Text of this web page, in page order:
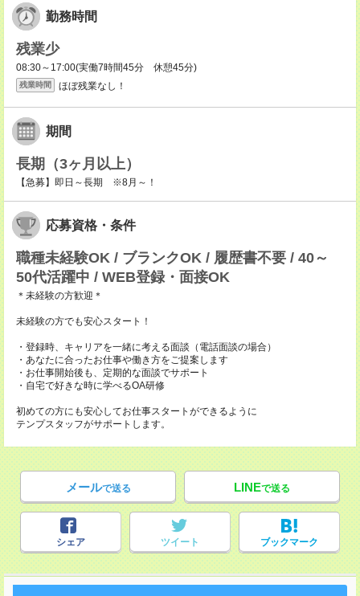
勤務時間
残業少
08:30～17:00(実働7時間45分 休憩45分)
残業時間 ほぼ残業なし！
期間
長期（3ヶ月以上）
【急募】即日～長期 ※8月～！
応募資格・条件
職種未経験OK / ブランクOK / 履歴書不要 / 40～
50代活躍中 / WEB登録・面接OK
＊未経験の方歓迎＊
未経験の方でも安心スタート！
・登録時、キャリアを一緒に考える面談（電話面談の場合）
・あなたに合ったお仕事や働き方をご提案します
・お仕事開始後も、定期的な面談でサポート
・自宅で好きな時に学べるOA研修
初めての方にも安心してお仕事スタートができるように
テンプスタッフがサポートします。
メールで送る LINEで送る
シェア ツイート ブックマーク